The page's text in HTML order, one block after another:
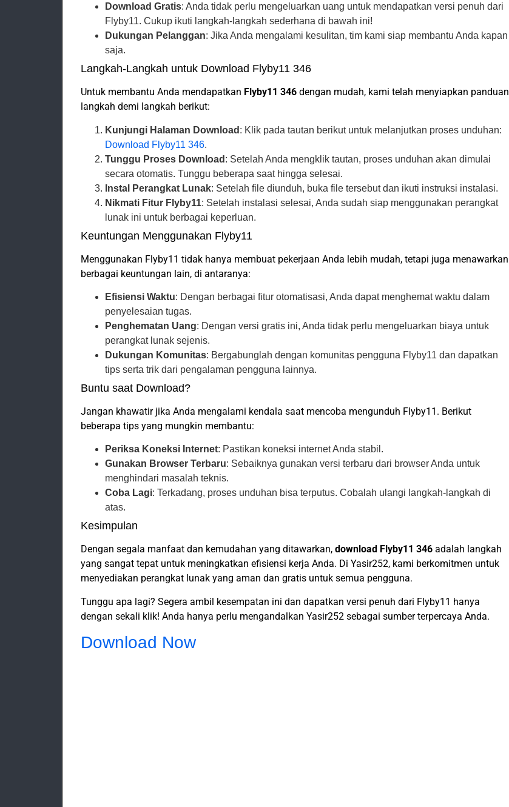
Download Gratis: Anda tidak perlu mengeluarkan uang untuk mendapatkan versi penuh dari
Flyby11. Cukup ikuti langkah-langkah sederhana di bawah ini!
Dukungan Pelanggan: Jika Anda mengalami kesulitan, tim kami siap membantu Anda kapan
saja.
Langkah-Langkah untuk Download Flyby11 346
Untuk membantu Anda mendapatkan Flyby11 346 dengan mudah, kami telah menyiapkan panduan
langkah demi langkah berikut:
Kunjungi Halaman Download : Klik pada tautan berikut untuk melanjutkan proses unduhan:
Download Flyby11 346.
Tunggu Proses Download : Setelah Anda mengklik tautan, proses unduhan akan dimulai
secara otomatis. Tunggu beberapa saat hingga selesai.
Instal Perangkat Lunak: Setelah file diunduh, buka file tersebut dan ikuti instruksi instalasi.
Nikmati Fitur Flyby11: Setelah instalasi selesai, Anda sudah siap menggunakan perangkat
lunak ini untuk berbagai keperluan.
Keuntungan Menggunakan Flyby11
Menggunakan Flyby11 tidak hanya membuat pekerjaan Anda lebih mudah, tetapi juga menawarkan
berbagai keuntungan lain, di antaranya:
Efisiensi Waktu: Dengan berbagai fitur otomatisasi, Anda dapat menghemat waktu dalam
penyelesaian tugas.
Penghematan Uang: Dengan versi gratis ini, Anda tidak perlu mengeluarkan biaya untuk
perangkat lunak sejenis.
Dukungan Komunitas: Bergabunglah dengan komunitas pengguna Flyby11 dan dapatkan
tips serta trik dari pengalaman pengguna lainnya.
Buntu saat Download?
Jangan khawatir jika Anda mengalami kendala saat mencoba mengunduh Flyby11. Berikut
beberapa tips yang mungkin membantu:
Periksa Koneksi Internet: Pastikan koneksi internet Anda stabil.
Gunakan Browser Terbaru: Sebaiknya gunakan versi terbaru dari browser Anda untuk
menghindari masalah teknis.
Coba Lagi: Terkadang, proses unduhan bisa terputus. Cobalah ulangi langkah-langkah di
atas.
Kesimpulan
Dengan segala manfaat dan kemudahan yang ditawarkan, download Flyby11 346 adalah langkah
yang sangat tepat untuk meningkatkan efisiensi kerja Anda. Di Yasir252, kami berkomitmen untuk
menyediakan perangkat lunak yang aman dan gratis untuk semua pengguna.
Tunggu apa lagi? Segera ambil kesempatan ini dan dapatkan versi penuh dari Flyby11 hanya
dengan sekali klik! Anda hanya perlu mengandalkan Yasir252 sebagai sumber terpercaya Anda.
Download Now